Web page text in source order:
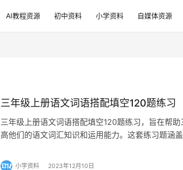
AI教程资源 初中资料 小学资料 自媒体资源
三年级上册语文词语搭配填空120题练习
三年级上册语文词语搭配填空120题练习，旨在帮
高他们的语文词汇知识和运用能力。这套练习题涵
小学资料 2023年12月10日